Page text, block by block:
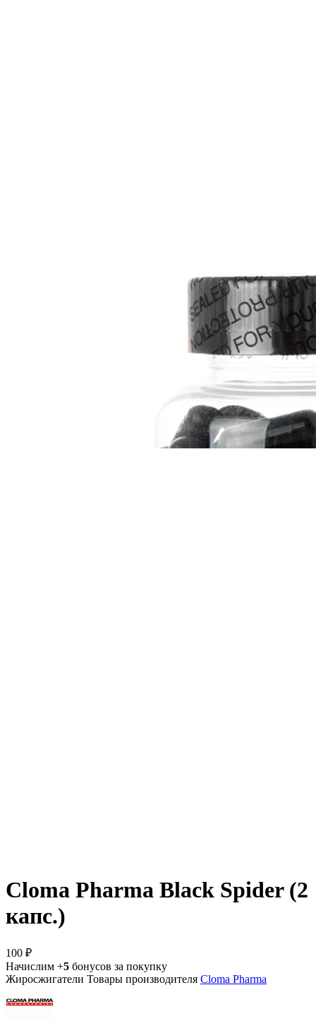
Cloma Pharma Black Spider (2
капс.)
100 ₽
Начислим +5 бонусов за покупку
Жиросжигатели Товары производителя Cloma Pharma